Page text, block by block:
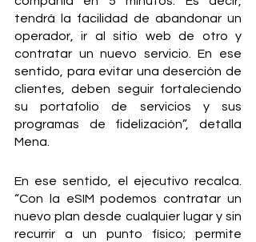
tendrá la facilidad de abandonar un
operador, ir al sitio web de otro y
contratar un nuevo servicio. En ese
sentido, para evitar una deserción de
clientes, deben seguir fortaleciendo
su portafolio de servicios y sus
programas de fidelización”, detalla
Mena.
En ese sentido, el ejecutivo recalca.
“Con la eSIM podemos contratar un
nuevo plan desde cualquier lugar y sin
recurrir a un punto físico; permite